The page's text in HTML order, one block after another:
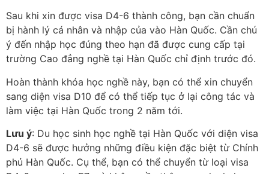
Sau khi xin được visa D4-6 thành công, bạn cần chuẩn
bị hành lý cá nhân và nhập của vào Hàn Quốc. Cần chú
ý đến nhập học đúng theo hạn đã được cung cấp tại
trường Cao đẳng nghề tại Hàn Quốc chỉ định trước đó.
Hoàn thành khóa học nghề này, bạn có thể xin chuyển
sang diện visa D10 để có thể tiếp tục ở lại công tác và
làm việc tại Hàn Quốc trong 2 năm tới.
Lưu ý: Du học sinh học nghề tại Hàn Quốc với diện visa
D4-6 sẽ được hưởng những điều kiện đặc biệt từ Chính
phủ Hàn Quốc. Cụ thể, bạn có thể chuyển từ loại visa